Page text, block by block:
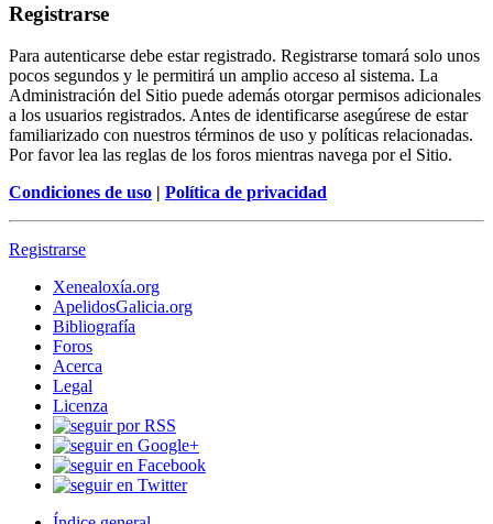
Registrarse
Para autenticarse debe estar registrado. Registrarse tomará solo unos
pocos segundos y le permitirá un amplio acceso al sistema. La
Administración del Sitio puede además otorgar permisos adicionales
a los usuarios registrados. Antes de identificarse asegúrese de estar
familiarizado con nuestros términos de uso y políticas relacionadas.
Por favor lea las reglas de los foros mientras navega por el Sitio.
Condiciones de uso | Política de privacidad
Registrarse
Xenealoxía.org
ApelidosGalicia.org
Bibliografía
Foros
Acerca
Legal
Licenza